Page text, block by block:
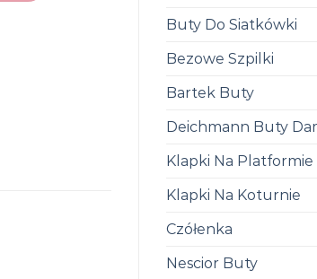
Buty Do Siatkówki
Bezowe Szpilki
Bartek Buty
Deichmann Buty
Klapki Na Platformie
Klapki Na Koturnie
Czółenka
Nescior Buty